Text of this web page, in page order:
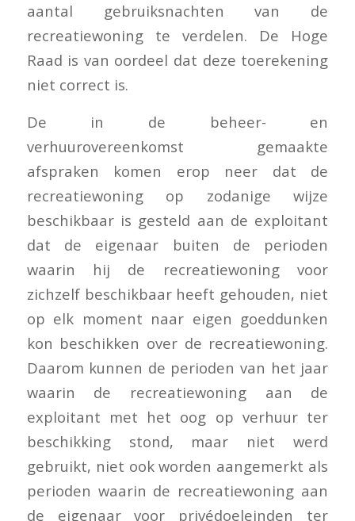
aantal gebruiksnachten van de
recreatiewoning te verdelen. De Hoge
Raad is van oordeel dat deze toerekening
niet correct is.
De in de beheer- en
verhuurovereenkomst gemaakte
afspraken komen erop neer dat de
recreatiewoning op zodanige wijze
beschikbaar is gesteld aan de exploitant
dat de eigenaar buiten de perioden
waarin hij de recreatiewoning voor
zichzelf beschikbaar heeft gehouden, niet
op elk moment naar eigen goeddunken
kon beschikken over de recreatiewoning.
Daarom kunnen de perioden van het jaar
waarin de recreatiewoning aan de
exploitant met het oog op verhuur ter
beschikking stond, maar niet werd
gebruikt, niet ook worden aangemerkt als
perioden waarin de recreatiewoning aan
de eigenaar voor privédoeleinden ter